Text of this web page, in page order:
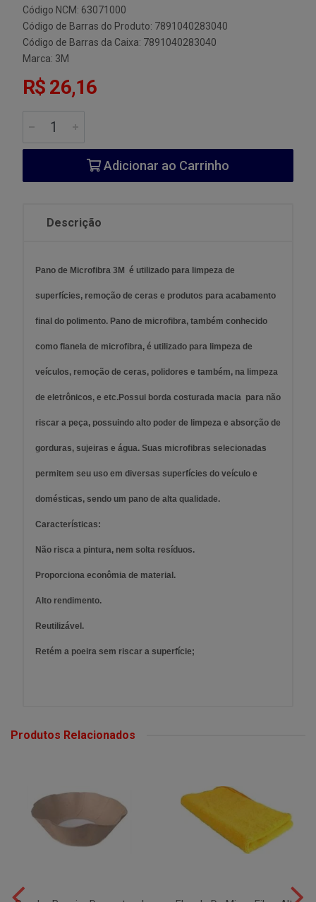
Código NCM: 63071000
Código de Barras do Produto: 7891040283040
Código de Barras da Caixa: 7891040283040
Marca: 3M
R$ 26,16
Adicionar ao Carrinho
Descrição
Pano de Microfibra 3M é utilizado para limpeza de
superfícies, remoção de ceras e produtos para acabamento
final do polimento. Pano de microfibra, também conhecido
como flanela de microfibra, é utilizado para limpeza de
veículos, remoção de ceras, polidores e também, na limpeza
de eletrônicos, e etc.Possui borda costurada macia para não
riscar a peça, possuindo alto poder de limpeza e absorção de
gorduras, sujeiras e água. Suas microfibras selecionadas
permitem seu uso em diversas superfícies do veículo e
domésticas, sendo um pano de alta qualidade.
Características:
Não risca a pintura, nem solta resíduos.
Proporciona econômia de material.
Alto rendimento.
Reutilizável.
Retém a poeira sem riscar a superfície;
Produtos Relacionados